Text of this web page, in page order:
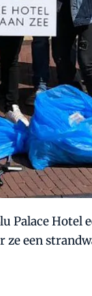
Palace
een